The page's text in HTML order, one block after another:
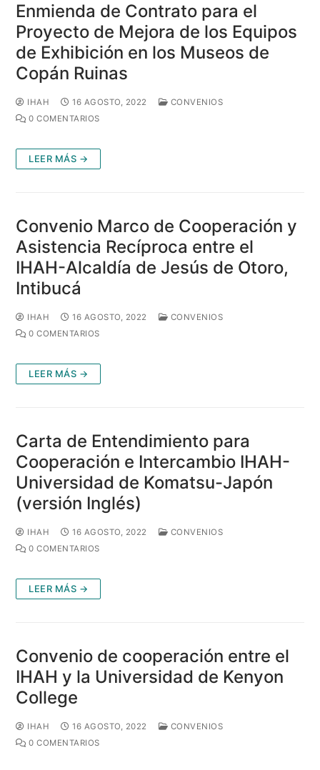
Enmienda de Contrato para el
Proyecto de Mejora de los Equipos
de Exhibición en los Museos de
Copán Ruinas
IHAH 16 AGOSTO, 2022
CONVENIOS
0 COMENTARIOS
LEER MÁS →
Convenio Marco de Cooperación y
Asistencia Recíproca entre el
IHAH-Alcaldía de Jesús de Otoro,
Intibucá
IHAH 16 AGOSTO, 2022
CONVENIOS
0 COMENTARIOS
LEER MÁS →
Carta de Entendimiento para
Cooperación e Intercambio IHAH-
Universidad de Komatsu-Japón
(versión Inglés)
IHAH 16 AGOSTO, 2022
CONVENIOS
0 COMENTARIOS
LEER MÁS →
Convenio de cooperación entre el
IHAH y la Universidad de Kenyon
College
IHAH 16 AGOSTO, 2022
CONVENIOS
0 COMENTARIOS